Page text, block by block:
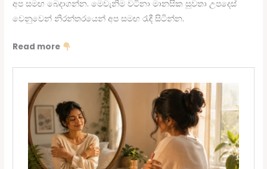
අප සමඟ බෙදාගන්න. මෙවැනිම වටිනා මානසික සුවතා උපදෙස්
වෙනුවෙන් නිරන්තරයෙන් අප සමඟ රැඳී සිටින්න.
Read more